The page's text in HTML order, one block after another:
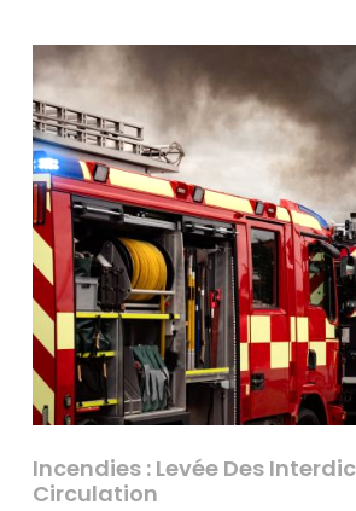
Incendies : Levée Des
Circulation